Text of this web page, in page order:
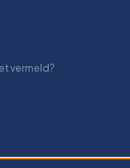
vermeld?